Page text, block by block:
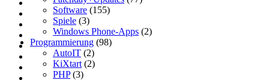
Software (155)
Spiele (3)
Windows Phone-Apps (2)
Programmierung (98)
AutoIT (2)
KiXtart (2)
PHP(3)